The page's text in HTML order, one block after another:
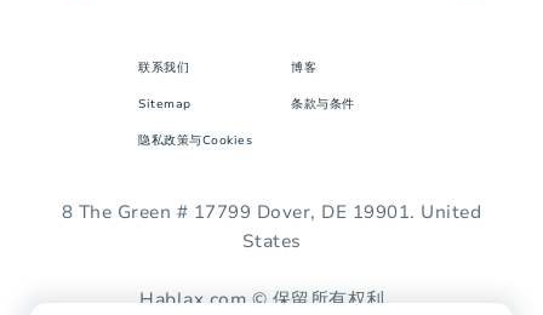
联系我们 博客
Sitemap 条款与条件
隐私政策与Cookies
8 The Green # 17799 Dover, DE 19901. United
States
Hablax.com © 保留所有权利。